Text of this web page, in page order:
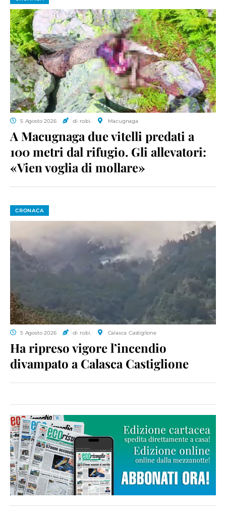
5 Agosto 2026 di ro.bi. Macugnaga
A Macugnaga due vitelli predati a
100 metri dal rifugio. Gli allevatori:
«Vien voglia di mollare»
CRONACA
5 Agosto 2026 di ro.bi. Calasca Castiglione
Ha ripreso vigore l’incendio
divampato a Calasca Castiglione